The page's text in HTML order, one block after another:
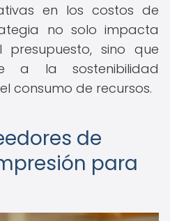
en los costos de
no solo impacta
presupuesto, sino que
a la sostenibilidad
consumo de recursos.
de
para